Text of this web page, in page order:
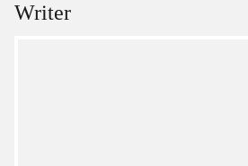
Writer